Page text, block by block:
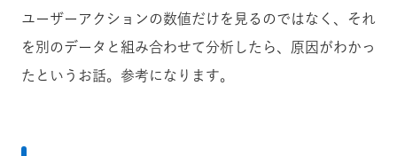
ユーザーアクションの数値だけを見るのではなく、それ
を別のデータと組み合わせて分析したら、原因がわかっ
たというお話。参考になります。